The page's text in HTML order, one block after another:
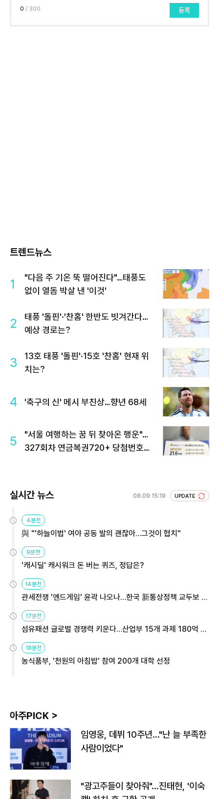
0 / 300 등록
트렌드뉴스
1
"다음 주 기온 뚝 떨어진다"…태풍도
없이 열돔 박살 낸 '이것'
2
태풍 '돌핀'·'찬홈' 한반도 빗겨간다…
예상 경로는?
3
13호 태풍 '돌핀'·15호 '찬홈' 현재 위
치는?
4 '축구의 신' 메시 부친상…향년 68세
5
"서울 여행하는 꿈 뒤 찾아온 행운"…
327회차 연금복권720+ 당첨번호조
실시간 뉴스 08.09 15:19 UPDATE
4분전
與 "'하늘이법' 여야 공동 발의 괜찮아…그것이 협치"
9분전
'캐시딜' 캐시워크 돈 버는 퀴즈, 정답은?
14분전
관세전쟁 '엔드게임' 윤곽 나오나…한국 新통상정책 교두보 활
용해야
17분전
섬유패션 글로벌 경쟁력 키운다…산업부 15개 과제 180억 지
원
18분전
농식품부, '천원의 아침밥' 참여 200개 대학 선정
아주PICK >
임영웅, 데뷔 10주년…"난 늘 부족한
사람이었다"
"광고주들이 찾아줘"…진태현, '이숙